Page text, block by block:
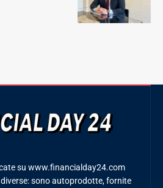
su www.financialday24.com
sono autoprodotte, fornite